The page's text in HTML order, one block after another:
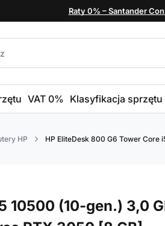
Raty 0% – Santander
VAT 0% Klasyfikacja sprzętu
HP HP EliteDesk 800 G6 Tower Core
10500 (10-gen.) 3,0